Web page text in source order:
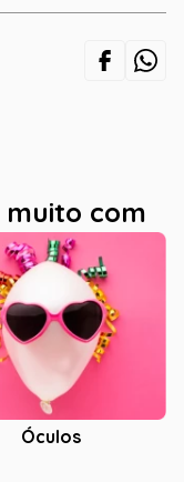
com
Óculos